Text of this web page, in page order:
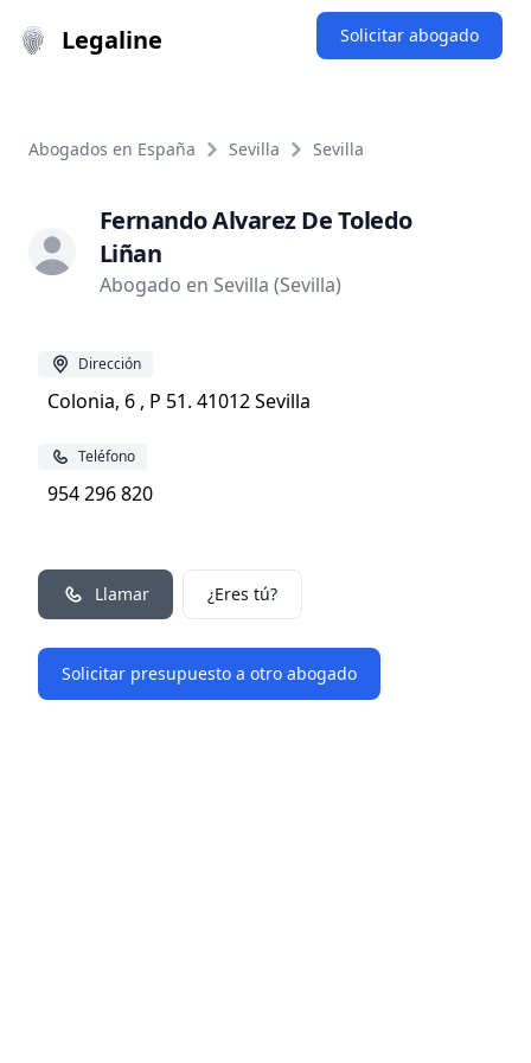
Legaline Solicitar abogado
Abogados en España Sevilla Sevilla
Fernando Alvarez De Toledo
Liñan
Abogado en Sevilla (Sevilla)
Dirección
Colonia, 6 , P 51. 41012 Sevilla
Teléfono
954 296 820
Llamar ¿Eres tú?
Solicitar presupuesto a otro abogado